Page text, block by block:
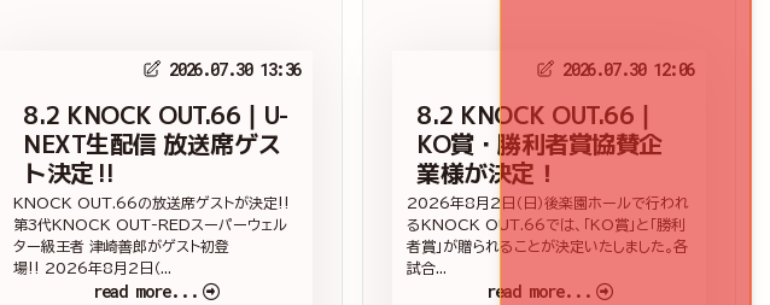
2026.07.30 13:36
8.2 KNOCK OUT.66｜U-
NEXT生配信 放送席ゲス
ト決定‼
KNOCK OUT.66の放送席ゲストが決定‼
第3代KNOCK OUT-REDスーパーウェル
ター級王者 津崎善郎がゲスト初登
場‼ 2026年8月2日（...
read more...
2026.07.30 12:06
8.2 KNOCK OUT.66｜
KO賞・勝利者賞協賛企
業様が決定！
2026年8月2日（日）後楽園ホールで行われ
るKNOCK OUT.66では、「KO賞」と「勝利
者賞」が贈られることが決定いたしました。各
試合...
read more...